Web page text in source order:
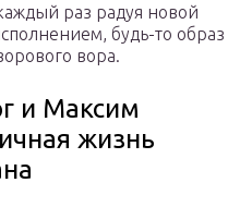
раз радуя новой
будь-то образ
вора.
и Максим
жизнь